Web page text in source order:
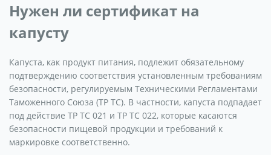
Нужен ли сертификат на
капусту
Капуста, как продукт питания, подлежит обязательному
подтверждению соответствия установленным требованиям
безопасности, регулируемым Техническими Регламентами
Таможенного Союза (ТР ТС). В частности, капуста подпадает
под действие ТР ТС 021 и ТР ТС 022, которые касаются
безопасности пищевой продукции и требований к
маркировке соответственно.